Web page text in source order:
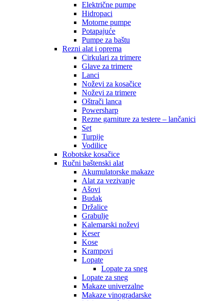
Električne pumpe
Hidropaci
Motorne pumpe
Potapajuće
Pumpe za baštu
Rezni alat i oprema
Cirkulari za trimere
Glave za trimere
Lanci
Noževi za kosačice
Noževi za trimere
Oštrači lanca
Powersharp
Rezne garniture za testere – lančanici
Set
Turpije
Vodilice
Robotske kosačice
Ručni baštenski alat
Akumulatorske makaze
Alat za vezivanje
Ašovi
Budak
Držalice
Grabulje
Kalemarski noževi
Keser
Kose
Krampovi
Lopate
Lopate za sneg
Lopate za sneg
Makaze univerzalne
Makaze vinogradarske